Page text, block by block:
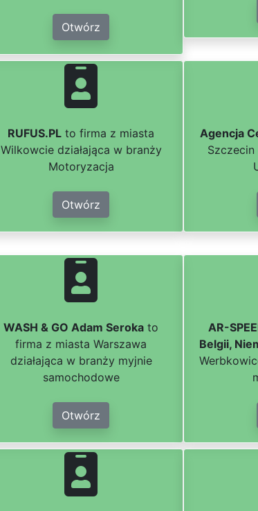
Otwórz
RUFUS.PL to firma z miasta
Wilkowcie działająca w branży
Motoryzacja
Otwórz
Agencja
Szczecin
WASH & GO Adam Seroka to
firma z miasta Warszawa
działająca w branży myjnie
samochodowe
Otwórz
AR-
Belgii,